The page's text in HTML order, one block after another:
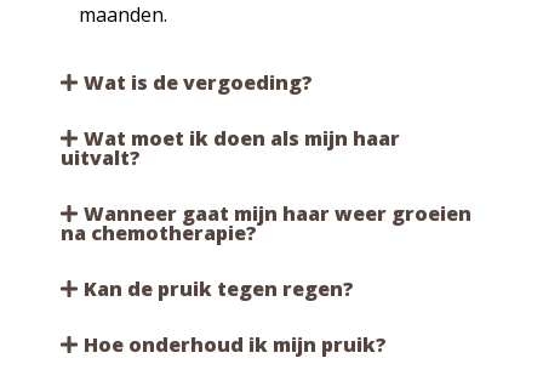
maanden.
Wat is de vergoeding?
Wat moet ik doen als mijn haar
uitvalt?
Wanneer gaat mijn haar weer groeien
na chemotherapie?
Kan de pruik tegen regen?
Hoe onderhoud ik mijn pruik?